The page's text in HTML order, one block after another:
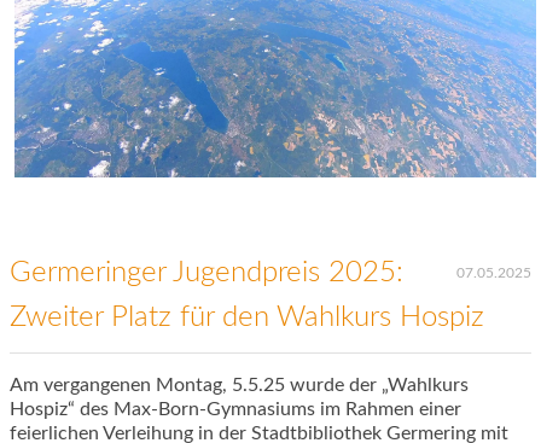
07.05.2025
Germeringer Jugendpreis 2025:
Zweiter Platz für den Wahlkurs Hospiz
Am vergangenen Montag, 5.5.25 wurde der „Wahlkurs
Hospiz“ des Max-Born-Gymnasiums im Rahmen einer
feierlichen Verleihung in der Stadtbibliothek Germering mit